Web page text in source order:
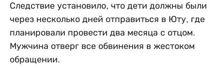
Следствие установило, что дети должны были
через несколько дней отправиться в Юту, где
планировали провести два месяца с отцом.
Мужчина отверг все обвинения в жестоком
обращении.